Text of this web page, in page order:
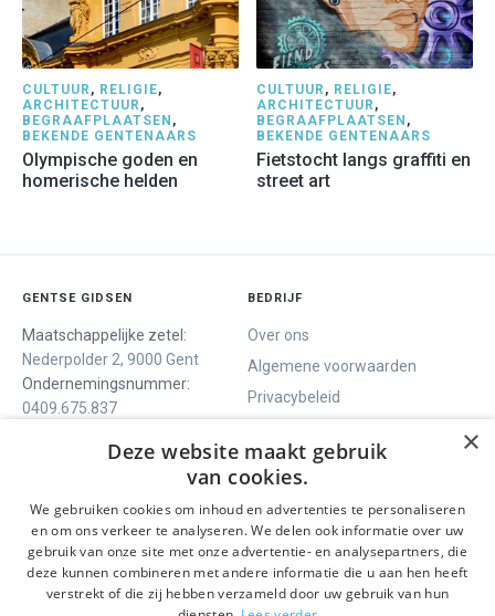
CULTUUR , RELIGIE,
ARCHITECTUUR ,
BEGRAAFPLAATSEN ,
BEKENDE GENTENAARS
Olympische goden en
homerische helden
CULTUUR , RELIGIE,
ARCHITECTUUR ,
BEGRAAFPLAATSEN ,
BEKENDE GENTENAARS
Fietstocht langs graffiti en
street art
GENTSE GIDSEN
Maatschappelijke zetel:
Nederpolder 2, 9000 Gent
Ondernemingsnummer:
0409.675.837
BEDRIJF
Over ons
Algemene voorwaarden
Privacybeleid
ONS AANBOD
Rondleidingen
Dagprogramma
SOCIALS
Facebook
Instagram
LinkedIn
×
Deze website maakt gebruik
van cookies.
We gebruiken cookies om inhoud en advertenties te personaliseren
en om ons verkeer te analyseren. We delen ook informatie over uw
gebruik van onze site met onze advertentie- en analysepartners, die
deze kunnen combineren met andere informatie die u aan hen heeft
verstrekt of die zij hebben verzameld door uw gebruik van hun